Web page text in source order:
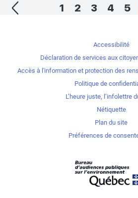
1 2 3 4 5
Accessibilité
Déclaration de services aux
Accès à l'information et protection des
Politique de
L’heure juste, l’infolettre
Nétiquette
Plan du site
Préférences de